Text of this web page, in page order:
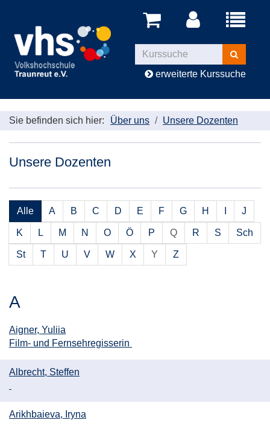
Menü
Kurse
suchen
erweiterte Kurssuche
Sie befinden sich hier: Über uns Unsere Dozenten
Unsere Dozenten
Alle A B C D E F G H J
K L M N O Ö P Q R S Sch
St T U V W X Y Z
A
Aigner, Yuliia
Film- und Fernsehregisserin
Albrecht, Steffen
Arikhbaieva, Iryna